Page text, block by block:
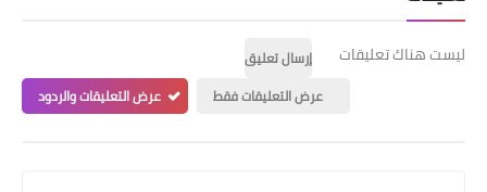
ليست هناك تعليقات
إرسال تعليق
عرض التعليقات فقط
عرض التعليقات والردود